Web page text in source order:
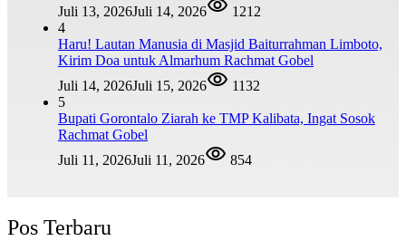
Juli 13, 2026Juli 14, 2026
1212
4
Haru! Lautan Manusia di Masjid Baiturrahman Limboto,
Kirim Doa untuk Almarhum Rachmat Gobel
Juli 14, 2026Juli 15, 2026
1132
5
Bupati Gorontalo Ziarah ke TMP Kalibata, Ingat Sosok
Rachmat Gobel
Juli 11, 2026Juli 11, 2026 854
Pos Terbaru